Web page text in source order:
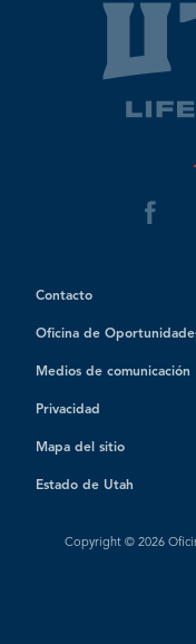
Contacto
Oficina de
Medios de comunicación
Privacidad
Mapa del sitio
Estado de Utah
Copyright © 2026